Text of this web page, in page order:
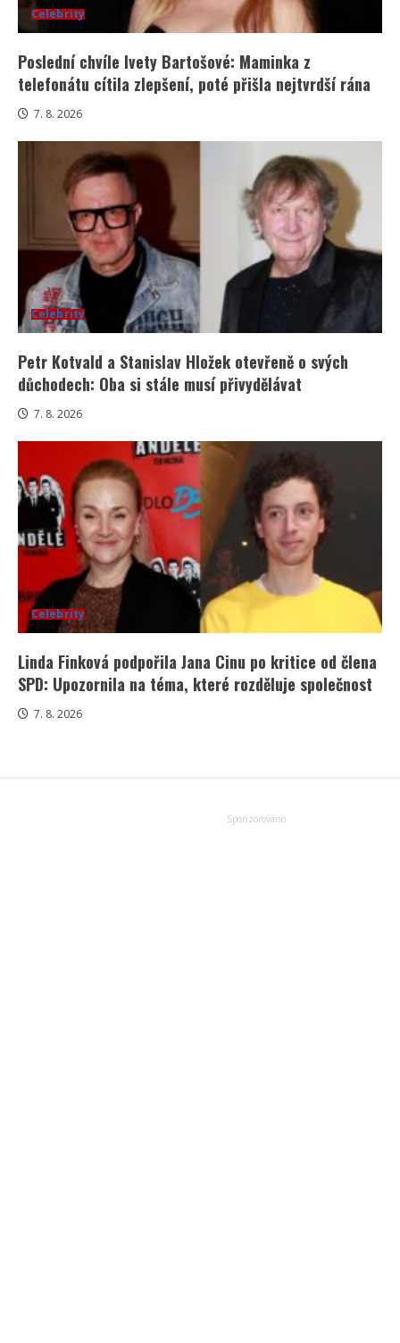
Celebrity
Poslední chvíle Ivety Bartošové: Maminka z
telefonátu cítila zlepšení, poté přišla nejtvrdší rána
7. 8. 2026
Celebrity
Petr Kotvald a Stanislav Hložek otevřeně o svých
důchodech: Oba si stále musí přivydělávat
7. 8. 2026
Celebrity
Linda Finková podpořila Jana Cinu po kritice od člena
SPD: Upozornila na téma, které rozděluje společnost
7. 8. 2026